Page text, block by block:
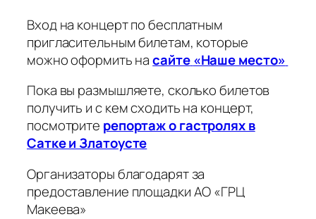
Вход на концерт по бесплатным
пригласительным билетам, которые
можно оформить насайте «Наше место»
Пока вы размышляете, сколько билетов
получить и с кем сходить на концерт,
посмотрите репортаж о гастролях в
Сатке и Златоусте
Организаторы благодарят за
предоставление площадки АО «ГРЦ
Макеева»